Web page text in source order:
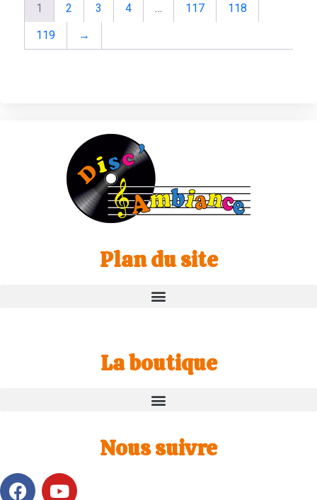
1 2 3 4 … 117 118
119 →
Plan du site
La boutique
Nous suivre